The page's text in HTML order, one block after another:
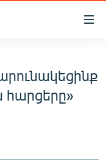
հարցերը»